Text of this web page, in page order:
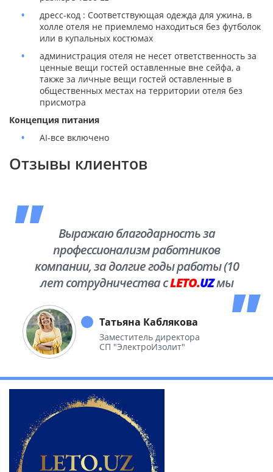
дресс-код : Соответствующая одежда для ужина, в
холле отеля не приемлемо находиться без футболок
или в купальных костюмах
администрация отеля не несет ответственность за
ценные вещи гостей оставленные вне сейфа, а
также за личные вещи гостей оставленные в
общественных местах на территории отеля без
присмотра
Концепция питания
AI-все включено
Отзывы клиентов
Выражаю благодарность за
профессионализм работников
компании, за долгие годы работы (10
лет сотрудничества сLETO.UZмы
необъятной Родины.
Татьяна Каблякова
Заместитель директора
СП "ЭлектроИзолит"